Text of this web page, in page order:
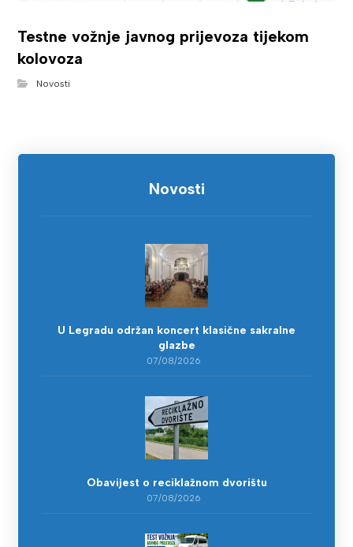
Testne vožnje javnog prijevoza tijekom
kolovoza
Novosti
Novosti
U Legradu održan koncert klasične sakralne
glazbe
07/08/2026
Obavijest o reciklažnom dvorištu
07/08/2026